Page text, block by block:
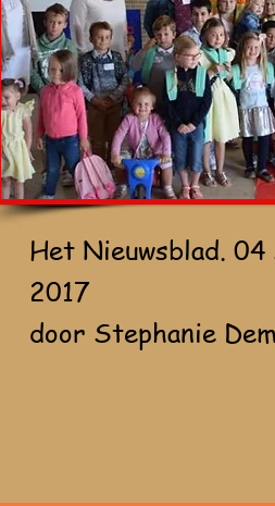
Het Nieuwsblad.
2017
door Stephanie